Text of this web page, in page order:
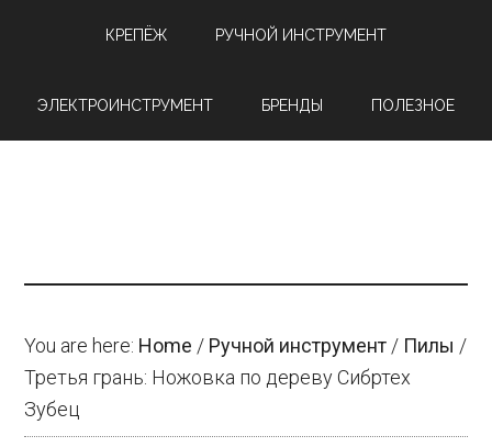
sidebar
КРЕПЁЖ РУЧНОЙ ИНСТРУМЕНТ
ЭЛЕКТРОИНСТРУМЕНТ БРЕНДЫ ПОЛЕЗНОЕ
You are here: Home / Ручной инструмент / Пилы /
Третья грань: Ножовка по дереву Сибртех
Зубец